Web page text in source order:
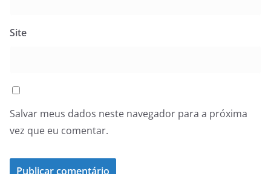
Site
Salvar meus dados neste navegador para a próxima
vez que eu comentar.